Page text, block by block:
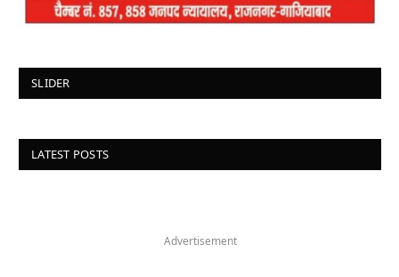
SLIDER
LATEST POSTS
Advertisement